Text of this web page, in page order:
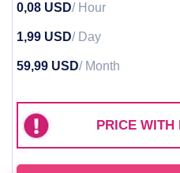
0,08 USD/ Hour
1,99 USD/ Day
59,99 USD/ Month
PRICE WITH